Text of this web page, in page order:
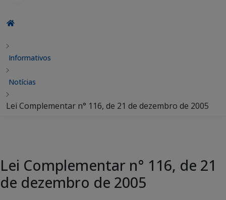
Informativos
Notícias
Lei Complementar n° 116, de 21 de dezembro de 2005
Lei Complementar n° 116, de 21
de dezembro de 2005